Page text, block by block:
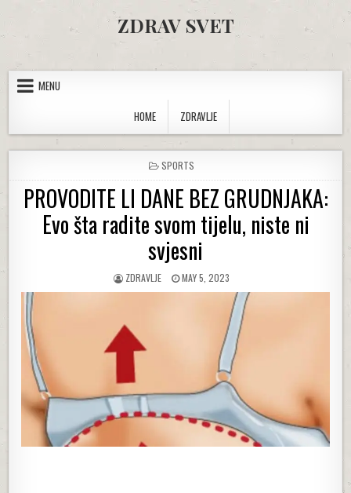
ZDRAV SVET
MENU
HOME
ZDRAVLJE
POSTED IN
SPORTS
PROVODITE LI DANE BEZ GRUDNJAKA:
Evo šta radite svom tijelu, niste ni
svjesni
AUTHOR:
ZDRAVLJE PUBLISHED DATE:
MAY 5, 2023